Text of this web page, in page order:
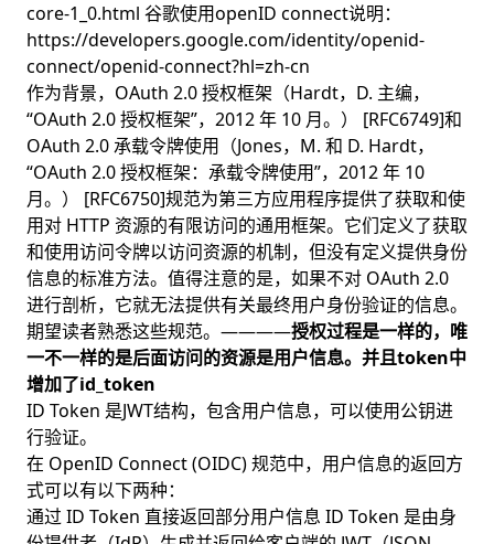
core-1_0.html 谷歌使用openID connect说明：
https://developers.google.com/identity/openid-
connect/openid-connect?hl=zh-cn
作为背景，OAuth 2.0 授权框架（Hardt，D. 主编，
“OAuth 2.0 授权框架”，2012 年 10 月。） [RFC6749]和
OAuth 2.0 承载令牌使用（Jones，M. 和 D. Hardt，
“OAuth 2.0 授权框架：承载令牌使用”，2012 年 10
月。） [RFC6750]规范为第三方应用程序提供了获取和使
用对 HTTP 资源的有限访问的通用框架。它们定义了获取
和使用访问令牌以访问资源的机制，但没有定义提供身份
信息的标准方法。值得注意的是，如果不对 OAuth 2.0
进行剖析，它就无法提供有关最终用户身份验证的信息。
期望读者熟悉这些规范。————授权过程是一样的，唯
一不一样的是后面访问的资源是用户信息。并且token中
增加了id_token
ID Token 是JWT结构，包含用户信息，可以使用公钥进
行验证。
在 OpenID Connect (OIDC) 规范中，用户信息的返回方
式可以有以下两种：
通过 ID Token 直接返回部分用户信息 ID Token 是由身